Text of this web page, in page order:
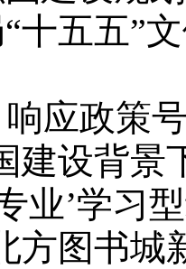
十五五”
响应政策
建设背景
业’学习
方图书城